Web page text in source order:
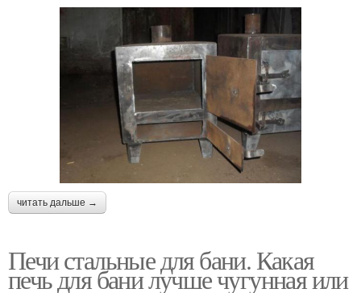
читать дальше →
Печи стальные для бани. Какая
печь для бани лучше чугунная или